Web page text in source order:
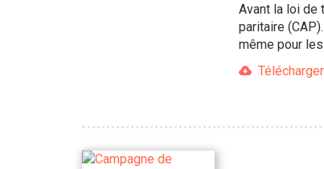
Avant la loi de
paritaire
même pour